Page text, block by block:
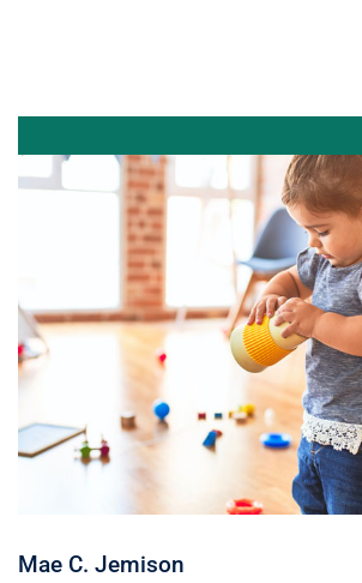
Mae C. Jemison